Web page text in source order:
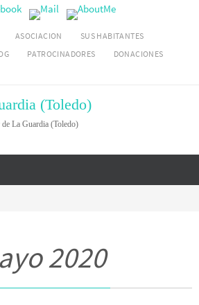
ASOCIACION
SUS HABITANTES
PATROCINADORES
DONACIONES
(Toledo)
La Guardia (Toledo)
2020